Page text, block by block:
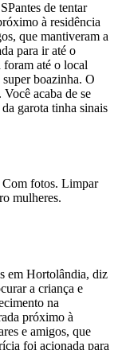
de tentar
à residência
que mantiveram a
para ir até o
foram até o local
boazinha. O
acaba de se
garota tinha sinais
Com fotos. Limpar
mulheres.
em Hortolândia, diz
a criança e
na
próximo à
e amigos, que
foi acionada para